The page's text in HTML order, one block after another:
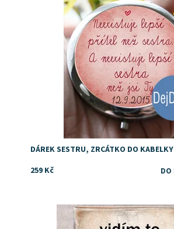
DÁREK SESTRU, ZRCÁTKO DO KABELKY
259 Kč
Dostupnost: Skladem